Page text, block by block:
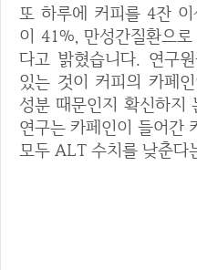
또 하루에 커피를 4잔
이 41%, 만성간질환으
다고 밝혔습니다. 연구
있는 것이 커피의 카페
성분 때문인지 확신하지
연구는 카페인이 들어간
모두 ALT 수치를 낮춘다